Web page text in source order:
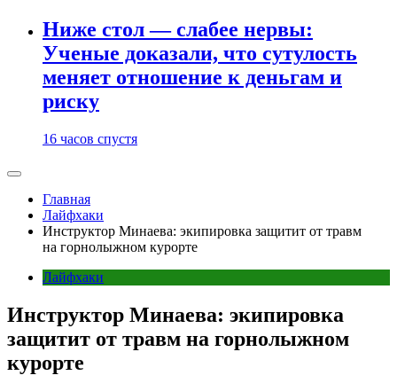
Ниже стол — слабее нервы:
Ученые доказали, что сутулость
меняет отношение к деньгам и
риску
16 часов спустя
Главная
Лайфхаки
Инструктор Минаева: экипировка защитит от травм
на горнолыжном курорте
Лайфхаки
Инструктор Минаева: экипировка
защитит от травм на горнолыжном
курорте